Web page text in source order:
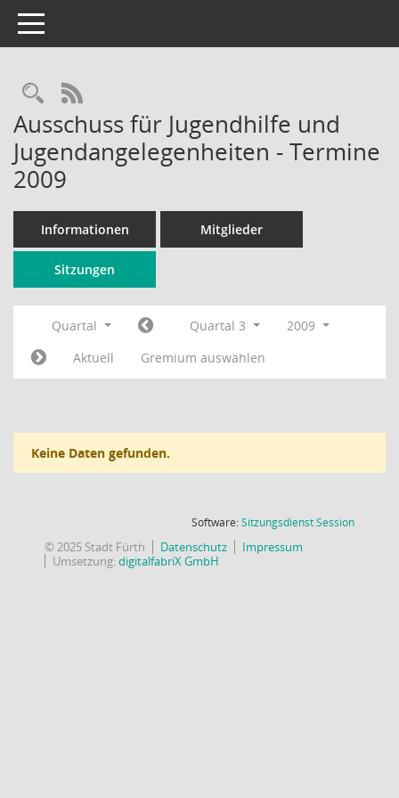
Toggle navigation
Rechercheauswahl
RSS-Feed
Ausschuss für Jugendhilfe und
Jugendangelegenheiten - Termine
2009
Informationen Mitglieder
Sitzungen
Quartal Quartal 3
2009
Aktuell
Gremium auswählen
Keine Daten gefunden.
Software:SitzungsdienstSession(Wird in
© 2025 Stadt Fürth Datenschutz
Impressum
Umsetzung:digitalfabriX GmbH